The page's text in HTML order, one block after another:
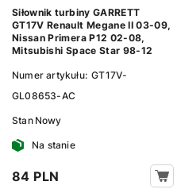
Siłownik turbiny GARRETT
GT17V Renault Megane II 03-09,
Nissan Primera P12 02-08,
Mitsubishi Space Star 98-12
Numer artykułu: GT17V-
GL08653-AC
Stan Nowy
Na stanie
84 PLN